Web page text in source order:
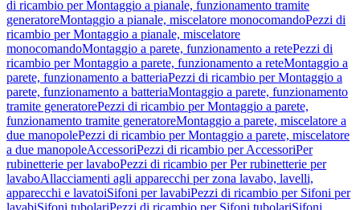
di ricambio per Montaggio a pianale, funzionamento tramite
generatoreMontaggio a pianale, miscelatore monocomandoPezzi di
ricambio per Montaggio a pianale, miscelatore
monocomandoMontaggio a parete, funzionamento a retePezzi di
ricambio per Montaggio a parete, funzionamento a reteMontaggio a
parete, funzionamento a batteriaPezzi di ricambio per Montaggio a
parete, funzionamento a batteriaMontaggio a parete, funzionamento
tramite generatorePezzi di ricambio per Montaggio a parete,
funzionamento tramite generatoreMontaggio a parete, miscelatore a
due manopolePezzi di ricambio per Montaggio a parete, miscelatore
a due manopoleAccessoriPezzi di ricambio per AccessoriPer
rubinetterie per lavaboPezzi di ricambio per Per rubinetterie per
lavaboAllacciamenti agli apparecchi per zona lavabo, lavelli,
apparecchi e lavatoiSifoni per lavabiPezzi di ricambio per Sifoni per
lavabiSifoni tubolariPezzi di ricambio per Sifoni tubolariSifoni